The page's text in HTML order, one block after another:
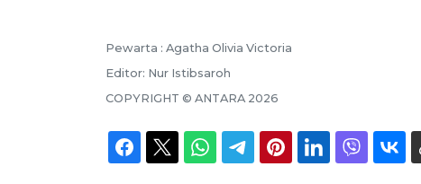
Pewarta : Agatha Olivia Victoria
Editor: Nur Istibsaroh
COPYRIGHT © ANTARA 2026